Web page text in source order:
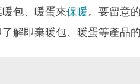
包、暖蛋來保暖。要留意
解即棄暖包、暖蛋等產品